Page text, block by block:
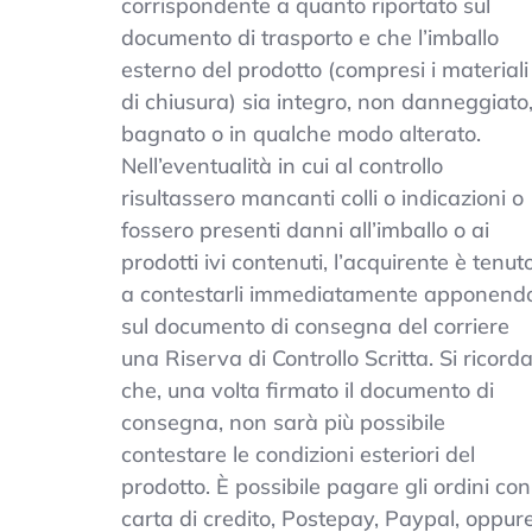
documento di trasporto e che l’imballo
esterno del prodotto (compresi i materiali
di chiusura) sia integro, non danneggiato,
bagnato o in qualche modo alterato.
Nell’eventualità in cui al controllo
risultassero mancanti colli o indicazioni o
fossero presenti danni all’imballo o ai
prodotti ivi contenuti, l’acquirente è
a contestarli immediatamente
sul documento di consegna del corriere
una Riserva di Controllo Scritta. Si ricorda
che, una volta firmato il documento di
consegna, non sarà più possibile
contestare le condizioni esteriori del
prodotto. È possibile pagare gli ordini con
carta di credito, Postepay, Paypal,